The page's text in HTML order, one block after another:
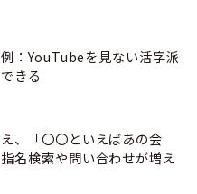
：YouTubeを見ない活字派
きる
、「〇〇といえばあの会
名検索や問い合わせが増え